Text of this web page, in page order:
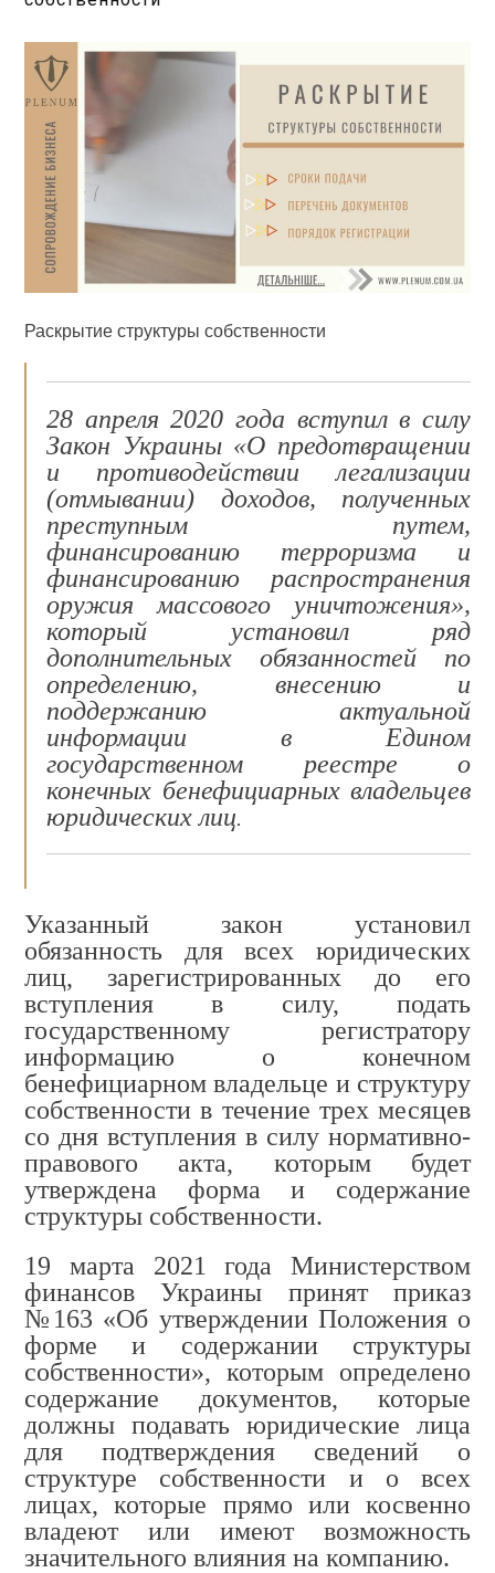
Раскрытие структуры собственности
28 апреля 2020 года вступил в силу
Закон Украины «О предотвращении
и противодействии легализации
(отмывании) доходов, полученных
преступным путем,
финансированию терроризма и
финансированию распространения
оружия массового уничтожения»,
который установил ряд
дополнительных обязанностей по
определению, внесению и
поддержанию актуальной
информации в Едином
государственном реестре о
конечных бенефициарных владельцев
юридических лиц.
Указанный закон установил
обязанность для всех юридических
лиц, зарегистрированных до его
вступления в силу, подать
государственному регистратору
информацию о конечном
бенефициарном владельце и структуру
собственности в течение трех месяцев
со дня вступления в силу нормативно-
правового акта, которым будет
утверждена форма и содержание
структуры собственности.
19 марта 2021 года Министерством
финансов Украины принят приказ
№163 «Об утверждении Положения о
форме и содержании структуры
собственности», которым определено
содержание документов, которые
должны подавать юридические лица
для подтверждения сведений о
структуре собственности и о всех
лицах, которые прямо или косвенно
владеют или имеют возможность
значительного влияния на компанию.